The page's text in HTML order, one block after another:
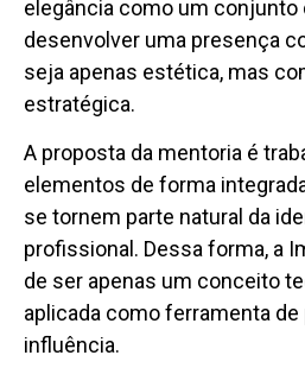
elegância como um conjunto
desenvolver uma presença
seja apenas estética, mas
estratégica.
A proposta da mentoria é
elementos de forma
se tornem parte natural da
profissional. Dessa forma, a
de ser apenas um conceito
aplicada como ferramenta
influência.